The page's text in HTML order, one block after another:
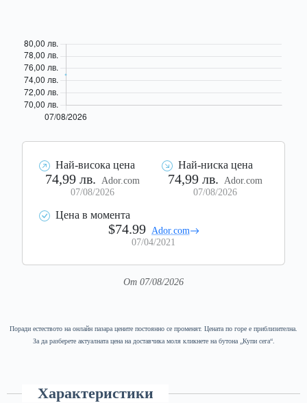
Най-висока цена
74,99 лв.
Ador.com
07/08/2026
Най-ниска цена
74,99 лв.
Ador.com
07/08/2026
Цена в момента
$74.99 Ador.com
07/04/2021
От 07/08/2026
Поради естеството на онлайн пазара цените постоянно се променят. Цената по горе е приблизителна.
За да разберете актуалната цена на доставчика моля кликнете на бутона „Купи сега“.
Характеристики